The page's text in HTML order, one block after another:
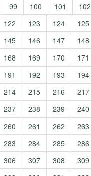
99 100 101 102
122 123 124 125
145 146 147 148
168 169 170 171
191 192 193 194
214 215 216 217
237 238 239 240
260 261 262 263
283 284 285 286
306 307 308 309